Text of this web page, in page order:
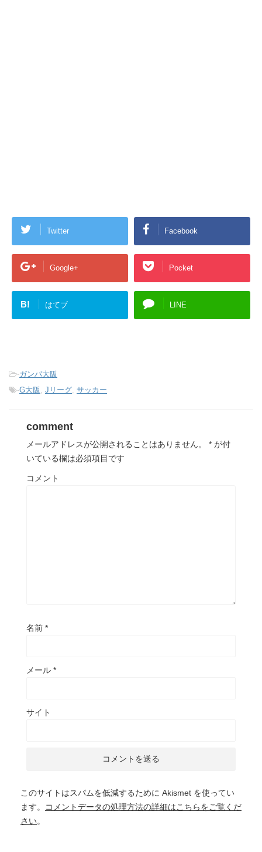
Twitter Facebook
Google+ Pocket
B! はてブ LINE
-ガンバ大阪
-G大阪 Jリーグ サッカー
comment
メールアドレスが公開されることはありません。 * が付
いている欄は必須項目です
コメント
名前 *
メール *
サイト
このサイトはスパムを低減するために Akismet を使ってい
ます。
コメントデータの処理方法の詳細はこちらをご覧くだ
さい。